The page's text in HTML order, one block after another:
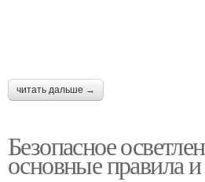
читать дальше →
Безопасное
основные правила